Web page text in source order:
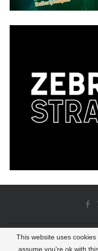
© 2022 -
This website uses
assume you're ok with